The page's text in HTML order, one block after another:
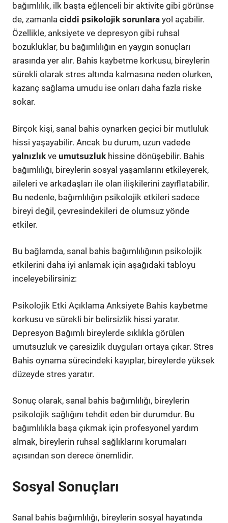
bağımlılık, ilk başta eğlenceli bir aktivite gibi görünse
de, zamanla ciddi psikolojik sorunlara yol açabilir.
Özellikle, anksiyete ve depresyon gibi ruhsal
bozukluklar, bu bağımlılığın en yaygın sonuçları
arasında yer alır. Bahis kaybetme korkusu, bireylerin
sürekli olarak stres altında kalmasına neden olurken,
kazanç sağlama umudu ise onları daha fazla riske
sokar.
Birçok kişi, sanal bahis oynarken geçici bir mutluluk
hissi yaşayabilir. Ancak bu durum, uzun vadede
yalnızlık ve umutsuzluk hissine dönüşebilir. Bahis
bağımlılığı, bireylerin sosyal yaşamlarını etkileyerek,
aileleri ve arkadaşları ile olan ilişkilerini zayıflatabilir.
Bu nedenle, bağımlılığın psikolojik etkileri sadece
bireyi değil, çevresindekileri de olumsuz yönde
etkiler.
Bu bağlamda, sanal bahis bağımlılığının psikolojik
etkilerini daha iyi anlamak için aşağıdaki tabloyu
inceleyebilirsiniz:
Psikolojik Etki Açıklama Anksiyete Bahis kaybetme
korkusu ve sürekli bir belirsizlik hissi yaratır.
Depresyon Bağımlı bireylerde sıklıkla görülen
umutsuzluk ve çaresizlik duyguları ortaya çıkar. Stres
Bahis oynama sürecindeki kayıplar, bireylerde yüksek
düzeyde stres yaratır.
Sonuç olarak, sanal bahis bağımlılığı, bireylerin
psikolojik sağlığını tehdit eden bir durumdur. Bu
bağımlılıkla başa çıkmak için profesyonel yardım
almak, bireylerin ruhsal sağlıklarını korumaları
açısından son derece önemlidir.
Sosyal Sonuçları
Sanal bahis bağımlılığı, bireylerin sosyal hayatında